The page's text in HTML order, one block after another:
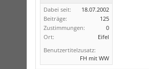
Dabei seit:
18.07.2002
Beiträge:
125
Zustimmungen:
0
Ort:
Eifel
Benutzertitelzusatz:
FH mit WW